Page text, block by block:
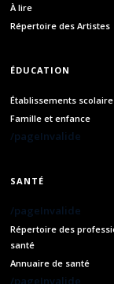
À lire
Répertoire des Artistes
ÉDUCATION
Établissements
Famille et enfance
/pageInvalide
SANTÉ
/pageInvalide
Répertoire des
santé
Annuaire de santé
/pageInvalide